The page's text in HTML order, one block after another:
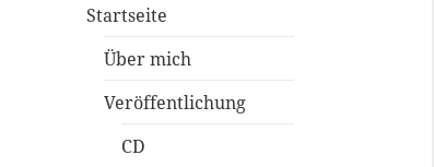
Startseite
Über mich
Veröffentlichung
CD